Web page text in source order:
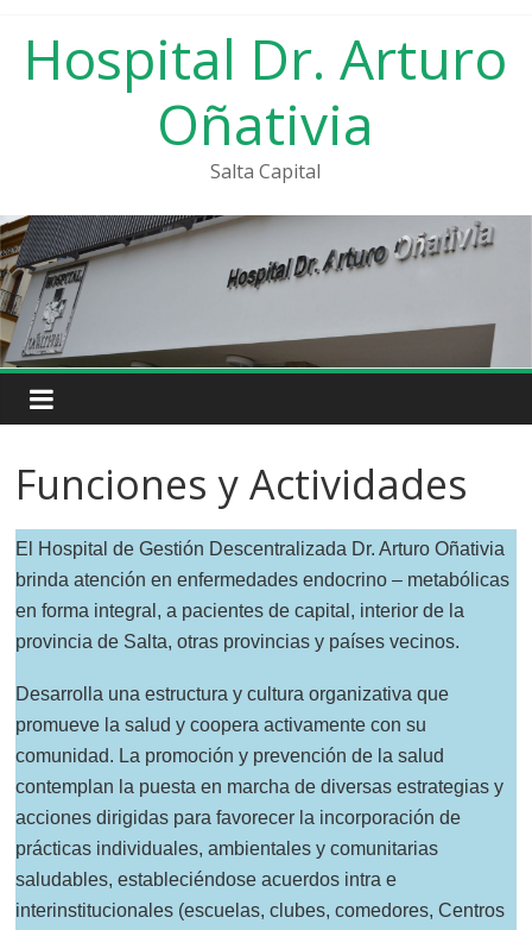
contenido
Hospital Dr. Arturo
Oñativia
Salta Capital
Funciones y Actividades
El Hospital de Gestión Descentralizada Dr. Arturo Oñativia
brinda atención en enfermedades endocrino – metabólicas
en forma integral, a pacientes de capital, interior de la
provincia de Salta, otras provincias y países vecinos.
Desarrolla una estructura y cultura organizativa que
promueve la salud y coopera activamente con su
comunidad. La promoción y prevención de la salud
contemplan la puesta en marcha de diversas estrategias y
acciones dirigidas para favorecer la incorporación de
prácticas individuales, ambientales y comunitarias
saludables, estableciéndose acuerdos intra e
interinstitucionales (escuelas, clubes, comedores, Centros